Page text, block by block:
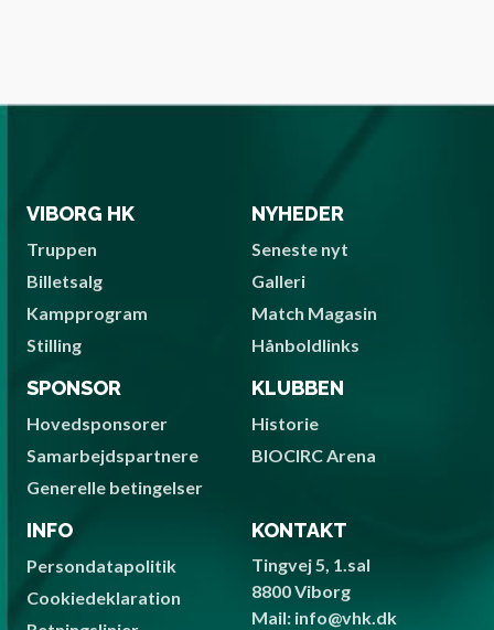
VIBORG HK
Truppen
Billetsalg
Kampprogram
Stilling
NYHEDER
Seneste nyt
Galleri
Match Magasin
Hånboldlinks
SPONSOR
Hovedsponsorer
Samarbejdspartnere
Generelle betingelser
KLUBBEN
Historie
BIOCIRC Arena
INFO
Persondatapolitik
Cookiedeklaration
KONTAKT
Tingvej 5, 1.sal
8800 Viborg
Mail: info@vhk.dk